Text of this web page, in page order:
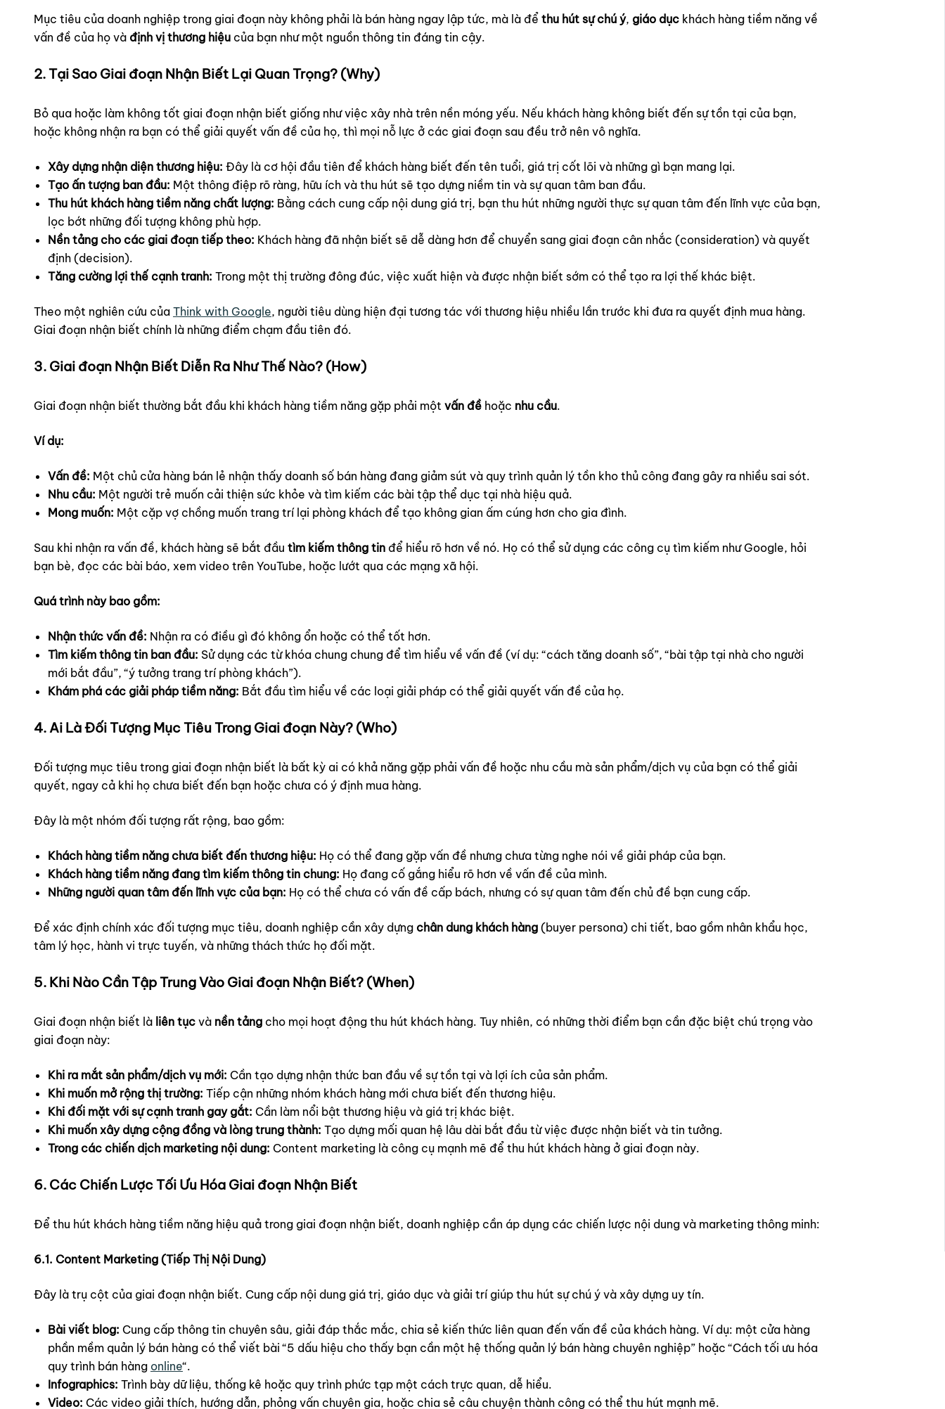
Mục tiêu của doanh nghiệp trong giai đoạn này không phải là bán hàng ngay lập tức, mà là để thu hút sự chú ý, giáo dục khách hàng tiềm năng về
vấn đề của họ và định vị thương hiệu của bạn như một nguồn thông tin đáng tin cậy.
2. Tại Sao Giai đoạn Nhận Biết Lại Quan Trọng? (Why)
Bỏ qua hoặc làm không tốt giai đoạn nhận biết giống như việc xây nhà trên nền móng yếu. Nếu khách hàng không biết đến sự tồn tại của bạn,
hoặc không nhận ra bạn có thể giải quyết vấn đề của họ, thì mọi nỗ lực ở các giai đoạn sau đều trở nên vô nghĩa.
Xây dựng nhận diện thương hiệu: Đây là cơ hội đầu tiên để khách hàng biết đến tên tuổi, giá trị cốt lõi và những gì bạn mang lại.
Tạo ấn tượng ban đầu: Một thông điệp rõ ràng, hữu ích và thu hút sẽ tạo dựng niềm tin và sự quan tâm ban đầu.
Thu hút khách hàng tiềm năng chất lượng: Bằng cách cung cấp nội dung giá trị, bạn thu hút những người thực sự quan tâm đến lĩnh vực của bạn,
lọc bớt những đối tượng không phù hợp.
Nền tảng cho các giai đoạn tiếp theo: Khách hàng đã nhận biết sẽ dễ dàng hơn để chuyển sang giai đoạn cân nhắc (consideration) và quyết
định (decision).
Tăng cường lợi thế cạnh tranh: Trong một thị trường đông đúc, việc xuất hiện và được nhận biết sớm có thể tạo ra lợi thế khác biệt.
Theo một nghiên cứu của Think with Google, người tiêu dùng hiện đại tương tác với thương hiệu nhiều lần trước khi đưa ra quyết định mua hàng.
Giai đoạn nhận biết chính là những điểm chạm đầu tiên đó.
3. Giai đoạn Nhận Biết Diễn Ra Như Thế Nào? (How)
Giai đoạn nhận biết thường bắt đầu khi khách hàng tiềm năng gặp phải một vấn đề hoặc nhu cầu.
Ví dụ:
Vấn đề: Một chủ cửa hàng bán lẻ nhận thấy doanh số bán hàng đang giảm sút và quy trình quản lý tồn kho thủ công đang gây ra nhiều sai sót.
Nhu cầu: Một người trẻ muốn cải thiện sức khỏe và tìm kiếm các bài tập thể dục tại nhà hiệu quả.
Mong muốn: Một cặp vợ chồng muốn trang trí lại phòng khách để tạo không gian ấm cúng hơn cho gia đình.
Sau khi nhận ra vấn đề, khách hàng sẽ bắt đầu tìm kiếm thông tin để hiểu rõ hơn về nó. Họ có thể sử dụng các công cụ tìm kiếm như Google, hỏi
bạn bè, đọc các bài báo, xem video trên YouTube, hoặc lướt qua các mạng xã hội.
Quá trình này bao gồm:
Nhận thức vấn đề: Nhận ra có điều gì đó không ổn hoặc có thể tốt hơn.
Tìm kiếm thông tin ban đầu: Sử dụng các từ khóa chung chung để tìm hiểu về vấn đề (ví dụ: “cách tăng doanh số”, “bài tập tại nhà cho người
mới bắt đầu”, “ý tưởng trang trí phòng khách”).
Khám phá các giải pháp tiềm năng: Bắt đầu tìm hiểu về các loại giải pháp có thể giải quyết vấn đề của họ.
4. Ai Là Đối Tượng Mục Tiêu Trong Giai đoạn Này? (Who)
Đối tượng mục tiêu trong giai đoạn nhận biết là bất kỳ ai có khả năng gặp phải vấn đề hoặc nhu cầu mà sản phẩm/dịch vụ của bạn có thể giải
quyết, ngay cả khi họ chưa biết đến bạn hoặc chưa có ý định mua hàng.
Đây là một nhóm đối tượng rất rộng, bao gồm:
Khách hàng tiềm năng chưa biết đến thương hiệu: Họ có thể đang gặp vấn đề nhưng chưa từng nghe nói về giải pháp của bạn.
Khách hàng tiềm năng đang tìm kiếm thông tin chung: Họ đang cố gắng hiểu rõ hơn về vấn đề của mình.
Những người quan tâm đến lĩnh vực của bạn: Họ có thể chưa có vấn đề cấp bách, nhưng có sự quan tâm đến chủ đề bạn cung cấp.
Để xác định chính xác đối tượng mục tiêu, doanh nghiệp cần xây dựng chân dung khách hàng (buyer persona) chi tiết, bao gồm nhân khẩu học,
tâm lý học, hành vi trực tuyến, và những thách thức họ đối mặt.
5. Khi Nào Cần Tập Trung Vào Giai đoạn Nhận Biết? (When)
Giai đoạn nhận biết là liên tục và nền tảng cho mọi hoạt động thu hút khách hàng. Tuy nhiên, có những thời điểm bạn cần đặc biệt chú trọng vào
giai đoạn này:
Khi ra mắt sản phẩm/dịch vụ mới: Cần tạo dựng nhận thức ban đầu về sự tồn tại và lợi ích của sản phẩm.
Khi muốn mở rộng thị trường: Tiếp cận những nhóm khách hàng mới chưa biết đến thương hiệu.
Khi đối mặt với sự cạnh tranh gay gắt: Cần làm nổi bật thương hiệu và giá trị khác biệt.
Khi muốn xây dựng cộng đồng và lòng trung thành: Tạo dựng mối quan hệ lâu dài bắt đầu từ việc được nhận biết và tin tưởng.
Trong các chiến dịch marketing nội dung: Content marketing là công cụ mạnh mẽ để thu hút khách hàng ở giai đoạn này.
6. Các Chiến Lược Tối Ưu Hóa Giai đoạn Nhận Biết
Để thu hút khách hàng tiềm năng hiệu quả trong giai đoạn nhận biết, doanh nghiệp cần áp dụng các chiến lược nội dung và marketing thông minh:
6.1. Content Marketing (Tiếp Thị Nội Dung)
Đây là trụ cột của giai đoạn nhận biết. Cung cấp nội dung giá trị, giáo dục và giải trí giúp thu hút sự chú ý và xây dựng uy tín.
Bài viết blog: Cung cấp thông tin chuyên sâu, giải đáp thắc mắc, chia sẻ kiến thức liên quan đến vấn đề của khách hàng. Ví dụ: một cửa hàng
phần mềm quản lý bán hàng có thể viết bài “5 dấu hiệu cho thấy bạn cần một hệ thống quản lý bán hàng chuyên nghiệp” hoặc “Cách tối ưu hóa
quy trình bán hàng online“.
Infographics: Trình bày dữ liệu, thống kê hoặc quy trình phức tạp một cách trực quan, dễ hiểu.
Video: Các video giải thích, hướng dẫn, phỏng vấn chuyên gia, hoặc chia sẻ câu chuyện thành công có thể thu hút mạnh mẽ.